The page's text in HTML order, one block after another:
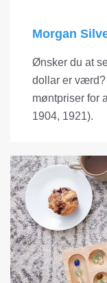
Morgan
Ønsker du at
dollar er
møntpriser for
1904, 1921).